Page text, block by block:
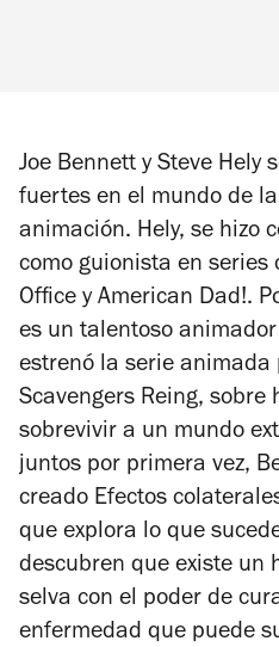
Joe Bennett y Steve Hely
fuertes en el mundo de
animación. Hely, se hizo
como guionista en series
Office y American Dad!.
es un talentoso
estrenó la serie animada
Scavengers Reing, sobre
sobrevivir a un mundo
juntos por primera vez,
creado Efectos
que explora lo que
descubren que existe un
selva con el poder de
enfermedad que puede